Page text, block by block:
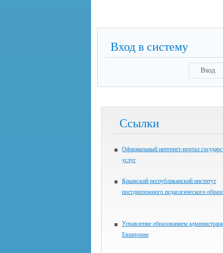
Вход в систему
Вход
Ссылки
Официальный интернет-портал
услуг
Крымский республиканский институт
постдипломного педагогического
Управление образованием
Евпатории